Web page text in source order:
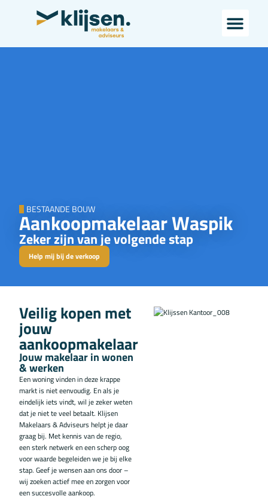
BESTAANDE BOUW
Aankoopmakelaar Waspik
Zeker zijn van je volgende stap
Help mij bij de verkoop
Veilig kopen met
jouw
aankoopmakelaar
Jouw makelaar in wonen
& werken
Een woning vinden in deze krappe
markt is niet eenvoudig. En als je
eindelijk iets vindt, wil je zeker weten
dat je niet te veel betaalt. Klijsen
Makelaars & Adviseurs helpt je daar
graag bij. Met kennis van de regio,
een sterk netwerk en een scherp oog
voor waarde begeleiden we je bij elke
stap. Geef je wensen aan ons door –
wij zoeken actief mee en zorgen voor
een succesvolle aankoop.